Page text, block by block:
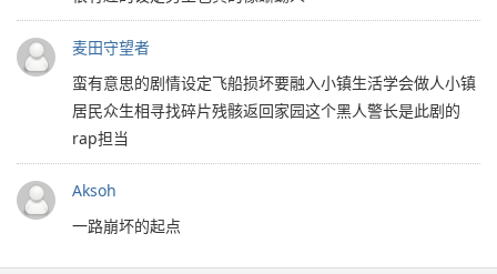
麦田守望者
蛮有意思的剧情设定飞船损坏要融入小镇生活学会做人小镇
居民众生相寻找碎片残骸返回家园这个黑人警长是此剧的
rap担当
Aksoh
一路崩坏的起点